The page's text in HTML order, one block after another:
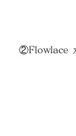
②Flowlace